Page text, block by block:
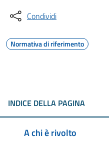
Condividi
Normativa di riferimento
INDICE DELLA PAGINA
A chi è rivolto